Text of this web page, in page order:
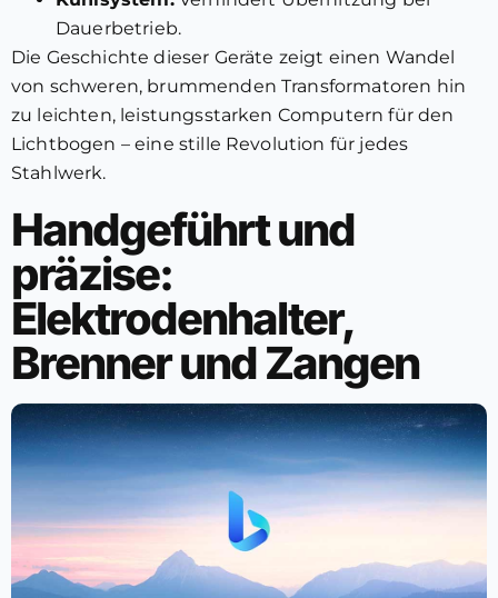
Dauerbetrieb.
Die Geschichte dieser Geräte zeigt einen Wandel
von schweren, brummenden Transformatoren hin
zu leichten, leistungsstarken Computern für den
Lichtbogen – eine stille Revolution für jedes
Stahlwerk.
Handgeführt und
präzise:
Elektrodenhalter,
Brenner und Zangen